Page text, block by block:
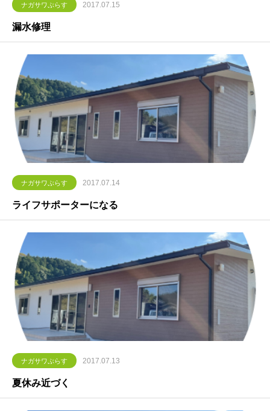
ナガサワぷらす 2017.07.15
漏水修理
ナガサワぷらす 2017.07.14
ライフサポーターになる
ナガサワぷらす 2017.07.13
夏休み近づく